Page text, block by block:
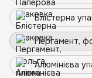
Блістерна
Пергамент,
Алюмінієва